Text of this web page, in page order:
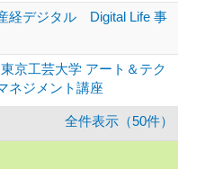
経デジタル Digital Life 事
京工芸大学 アート＆テク
ネジメント講座
全件表示（50件）